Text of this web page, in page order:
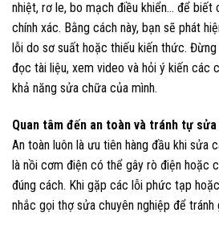
nhiệt, rơ le, bo mạch điều khiển… để biết
chính xác. Bằng cách này, bạn sẽ phát
lỗi do sơ suất hoặc thiếu kiến thức. Đừng
đọc tài liệu, xem video và hỏi ý kiến các
khả năng sửa chữa của mình.
Quan tâm đến an toàn và tránh tự
An toàn luôn là ưu tiên hàng đầu khi sửa
là nồi cơm điện có thể gây rò điện hoặc
đúng cách. Khi gặp các lỗi phức tạp
nhắc gọi thợ sửa chuyên nghiệp để tránh